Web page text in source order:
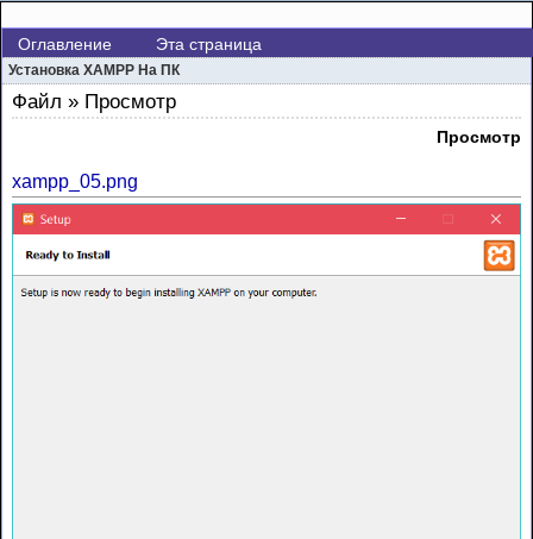
Оглавление Эта страница
Установка XAMPP На ПК
Файл » Просмотр
Просмотр
xampp_05.png